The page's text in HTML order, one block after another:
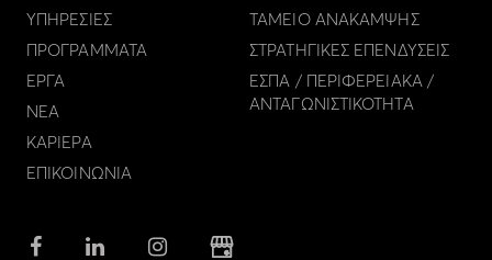
ΥΠΗΡΕΣΙΕΣ
ΠΡΟΓΡΑΜΜΑΤΑ
ΕΡΓΑ
ΝΕΑ
ΚΑΡΙΕΡΑ
ΕΠΙΚΟΙΝΩΝΙΑ
ΤΑΜΕΙΟ ΑΝΑΚΑΜΨΗΣ
ΣΤΡΑΤΗΓΙΚΕΣ ΕΠΕΝΔΥΣΕΙΣ
ΕΣΠΑ / ΠΕΡΙΦΕΡΕΙΑΚΑ /
ΑΝΤΑΓΩΝΙΣΤΙΚΟΤΗΤΑ